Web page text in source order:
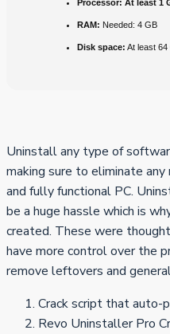
Processor: At least 1
RAM: Needed: 4 GB
Disk space: At least 64
Uninstall any type of
making sure to eliminate
and fully functional PC.
be a huge hassle which is
created. These were
have more control over the
remove leftovers and
Crack script that auto-
Revo Uninstaller Pro